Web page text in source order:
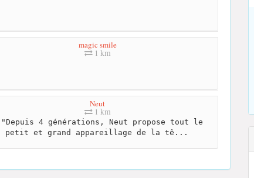
magic smile
1 km
Neut
1 km
"Depuis 4 générations, Neut propose tout le
petit et grand appareillage de la tê...